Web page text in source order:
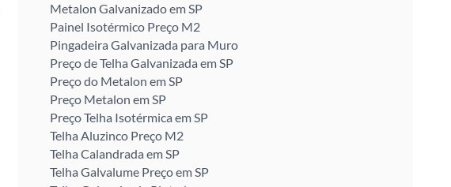
Metalon Galvanizado em SP
Painel Isotérmico Preço M2
Pingadeira Galvanizada para Muro
Preço de Telha Galvanizada em SP
Preço do Metalon em SP
Preço Metalon em SP
Preço Telha Isotérmica em SP
Telha Aluzinco Preço M2
Telha Calandrada em SP
Telha Galvalume Preço em SP